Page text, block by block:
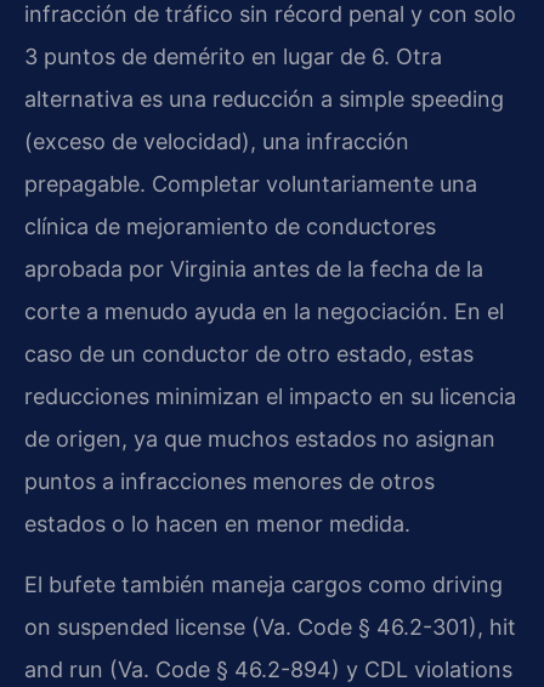
infracción de tráfico sin récord penal y con solo
3 puntos de demérito en lugar de 6. Otra
alternativa es una reducción a simple speeding
(exceso de velocidad), una infracción
prepagable. Completar voluntariamente una
clínica de mejoramiento de conductores
aprobada por Virginia antes de la fecha de la
corte a menudo ayuda en la negociación. En el
caso de un conductor de otro estado, estas
reducciones minimizan el impacto en su licencia
de origen, ya que muchos estados no asignan
puntos a infracciones menores de otros
estados o lo hacen en menor medida.
El bufete también maneja cargos como driving
on suspended license (Va. Code § 46.2-301), hit
and run (Va. Code § 46.2-894) y CDL violations